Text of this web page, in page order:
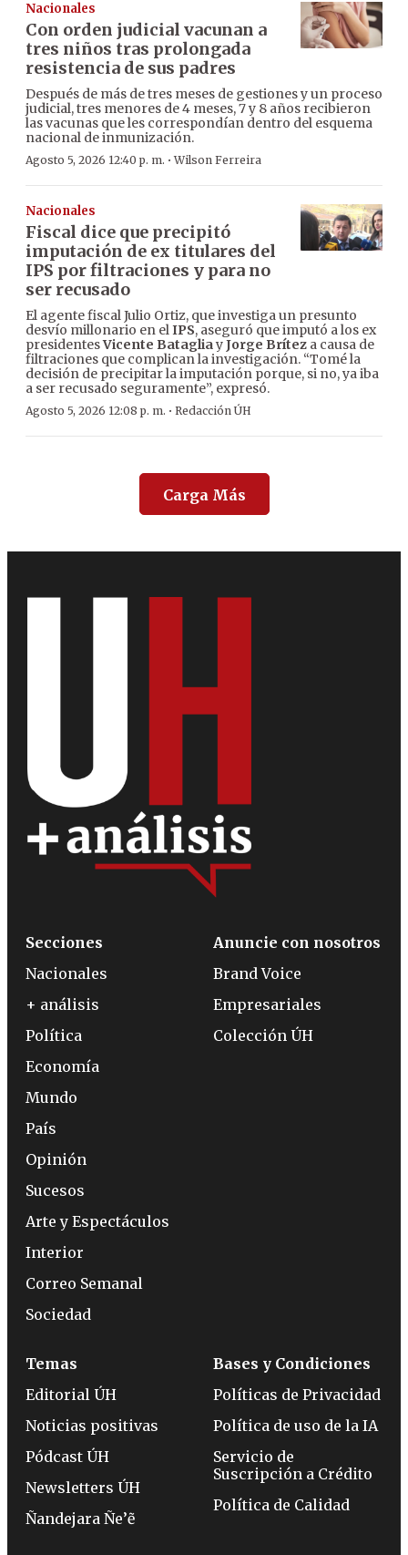
Nacionales
Con orden judicial vacunan a
tres niños tras prolongada
resistencia de sus padres
Después de más de tres meses de gestiones y un proceso
judicial, tres menores de 4 meses, 7 y 8 años recibieron
las vacunas que les correspondían dentro del esquema
nacional de inmunización.
Agosto 5, 2026 12:40 p. m. ·Wilson Ferreira
Nacionales
Fiscal dice que precipitó
imputación de ex titulares del
IPS por filtraciones y para no
ser recusado
El agente fiscal Julio Ortiz, que investiga un presunto
desvío millonario en elIPS, aseguró que imputó a los ex
presidentesVicente BatagliayJorge Brítez a causa de
filtraciones que complican la investigación. “Tomé la
decisión de precipitar la imputación porque, si no, ya iba
a ser recusado seguramente”, expresó.
Agosto 5, 2026 12:08 p. m. · Redacción ÚH
Carga Más
Secciones
Nacionales
+ análisis
Política
Economía
Mundo
País
Opinión
Sucesos
Arte y Espectáculos
Interior
Correo Semanal
Sociedad
Anuncie con nosotros
Brand Voice
Empresariales
Colección ÚH
Temas
Editorial ÚH
Noticias positivas
Pódcast ÚH
Newsletters ÚH
Ñandejara Ñe’ẽ
Bases y Condiciones
Políticas de Privacidad
Política de uso de la IA
Servicio de
Suscripción a Crédito
Política de Calidad